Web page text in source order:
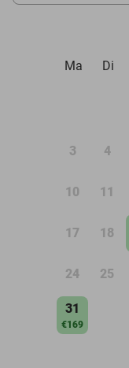
Ma
Di
3 4
10 11
17 18
24 25
31
€169